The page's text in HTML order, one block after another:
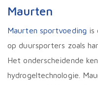
Maurten
Maurten sportvoeding is
op duursporters zoals
Het onderscheidende
hydrogeltechnologie.